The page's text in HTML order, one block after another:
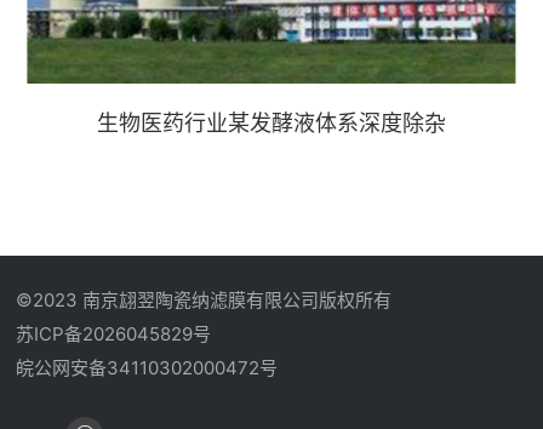
生物医药行业某发酵液体系深度除杂
©2023 南京翃翌陶瓷纳滤膜有限公司版权所有
苏ICP备2026045829号
皖公网安备34110302000472号